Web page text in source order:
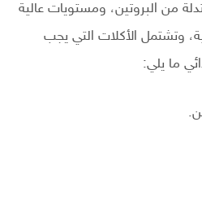
من البروتين، ومستويات عالية
وتشتمل الأكلات التي يجب
ما يلي: